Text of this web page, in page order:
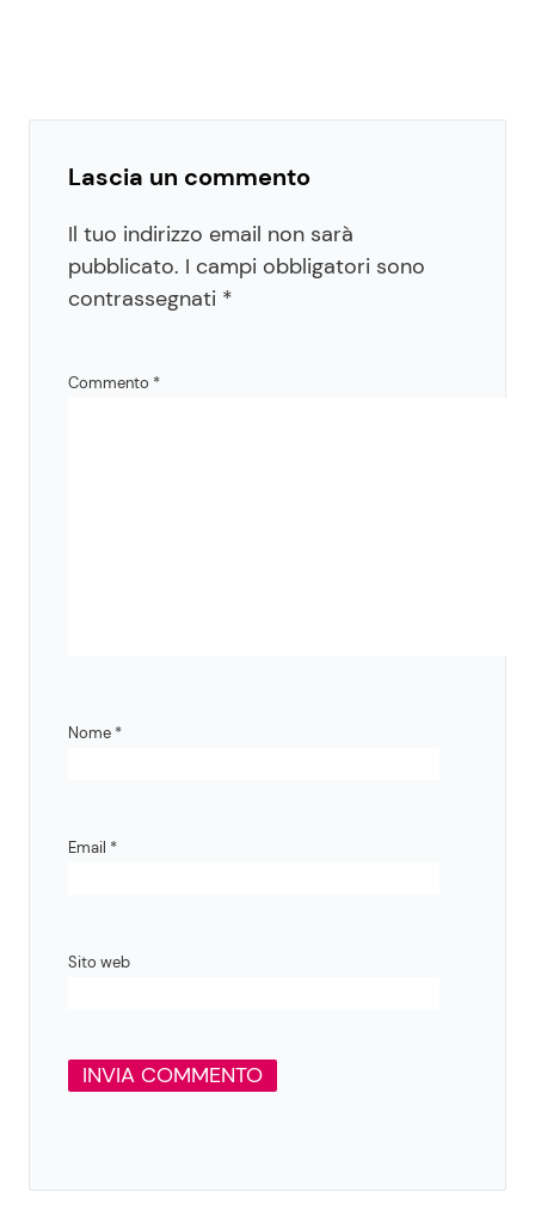
Lascia un commento
Il tuo indirizzo email non sarà
pubblicato. I campi obbligatori sono
contrassegnati *
Commento *
Nome *
Email *
Sito web